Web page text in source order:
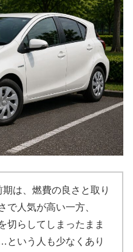
は、燃費の良さと取り
で人気が高い一方、
切らしてしまったまま
という人も少なくあり